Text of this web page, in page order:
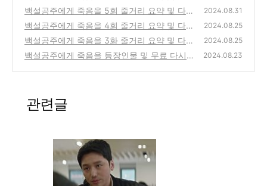
보기
(4)
백설공주에게 죽음을 5회 줄거리 요약 및 다시
보기
(1)
2024.08.31
백설공주에게 죽음을 4회 줄거리 요약 및 다시
보기
(1)
2024.08.25
백설공주에게 죽음을 3화 줄거리 요약 및 다시
보기
(1)
2024.08.25
백설공주에게 죽음을 등장인물 및 무료 다시
2024.08.23
관련글